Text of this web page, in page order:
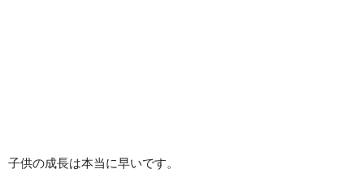
子供の成長は本当に早いです。